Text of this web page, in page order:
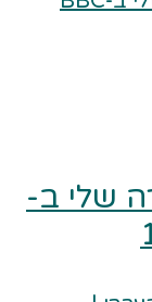
שלי ב-